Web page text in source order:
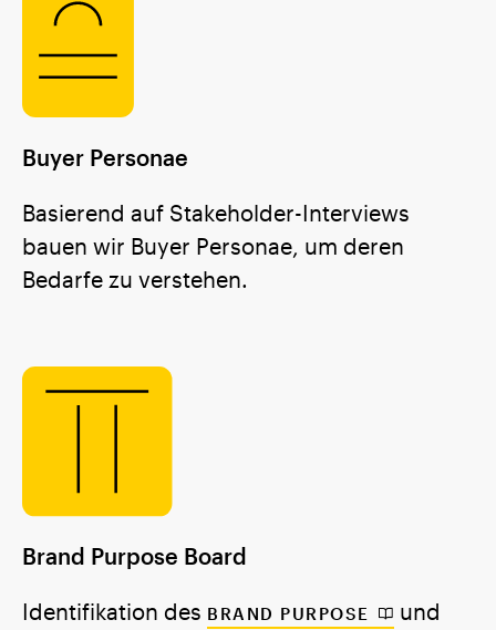
Buyer Personae
Basierend auf Stakeholder-Interviews
bauen wir Buyer Personae, um deren
Bedarfe zu verstehen.
Brand Purpose Board
Identifikation des BRAND PURPOSE
und